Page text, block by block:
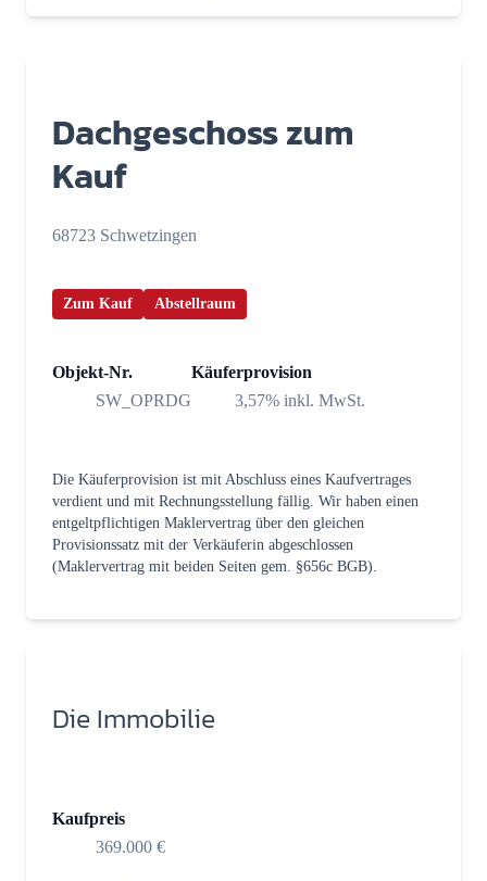
Dachgeschoss zum
Kauf
68723 Schwetzingen
Zum Kauf Abstellraum
Objekt-Nr.
SW_OPRDG
Käuferprovision
3,57% inkl. MwSt.
Die Käuferprovision ist mit Abschluss eines Kaufvertrages
verdient und mit Rechnungsstellung fällig. Wir haben einen
entgeltpflichtigen Maklervertrag über den gleichen
Provisionssatz mit der Verkäuferin abgeschlossen
(Maklervertrag mit beiden Seiten gem. §656c BGB).
Die Immobilie
Kaufpreis
369.000 €